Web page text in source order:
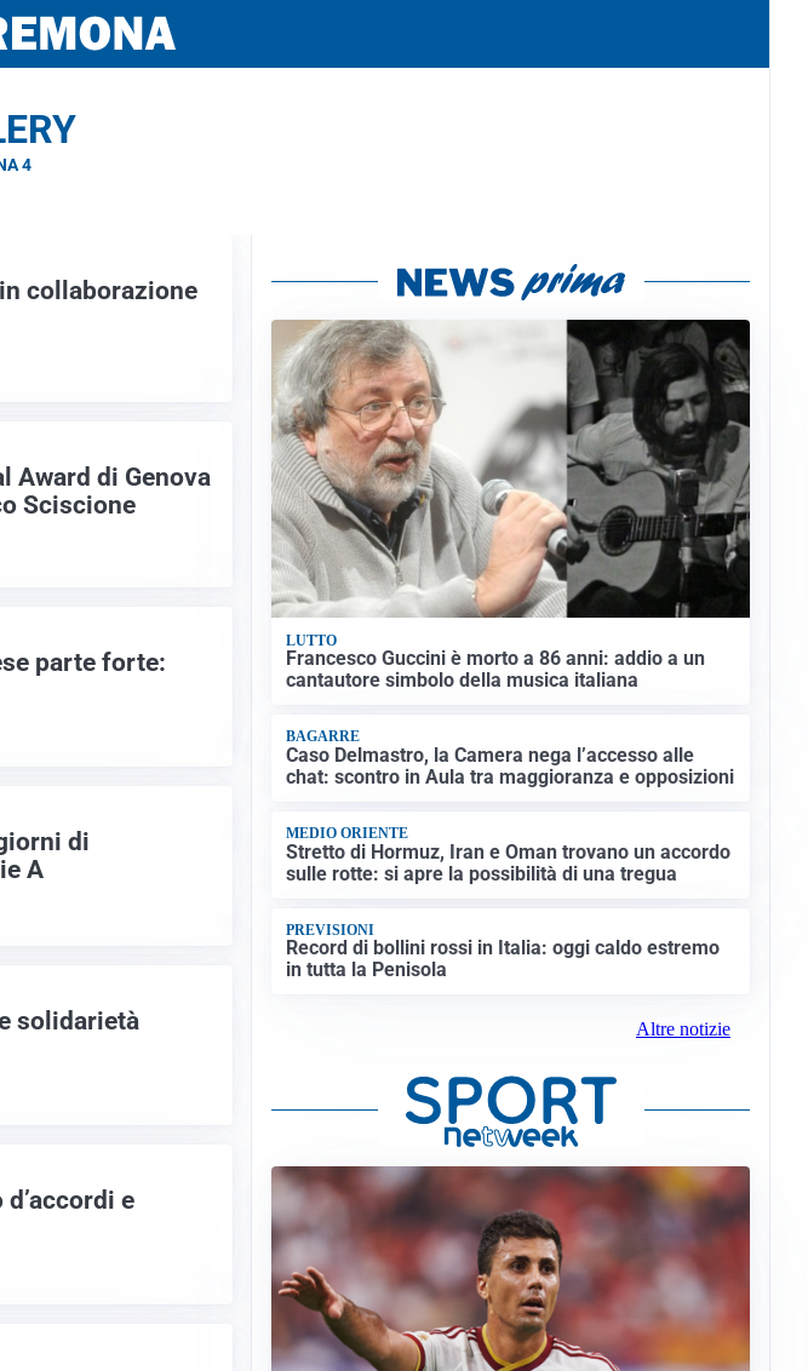
4
collaborazione
Award di Genova
Sciscione
parte forte:
di
A
solidarietà
e
LUTTO
Francesco Guccini è morto a 86 anni: addio a un
cantautore simbolo della musica italiana
BAGARRE
Caso Delmastro, la Camera nega l’accesso alle
chat: scontro in Aula tra maggioranza e opposizioni
MEDIO ORIENTE
Stretto di Hormuz, Iran e Oman trovano un accordo
sulle rotte: si apre la possibilità di una tregua
PREVISIONI
Record di bollini rossi in Italia: oggi caldo estremo
in tutta la Penisola
Altre notizie